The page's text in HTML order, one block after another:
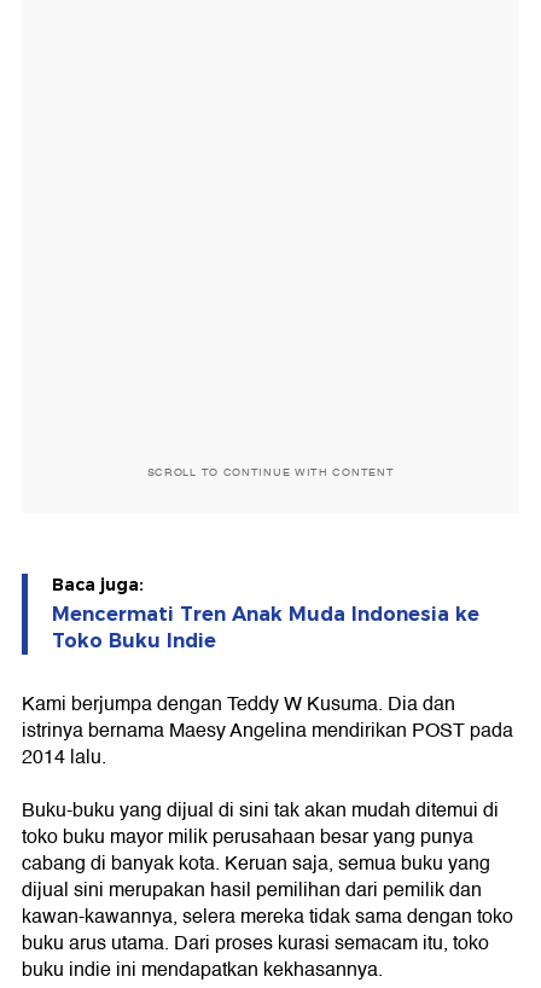
SCROLL TO CONTINUE WITH CONTENT
Baca juga:
Mencermati Tren Anak Muda Indonesia ke
Toko Buku Indie
Kami berjumpa dengan Teddy W Kusuma. Dia dan
istrinya bernama Maesy Angelina mendirikan POST pada
2014 lalu.
Buku-buku yang dijual di sini tak akan mudah ditemui di
toko buku mayor milik perusahaan besar yang punya
cabang di banyak kota. Keruan saja, semua buku yang
dijual sini merupakan hasil pemilihan dari pemilik dan
kawan-kawannya, selera mereka tidak sama dengan toko
buku arus utama. Dari proses kurasi semacam itu, toko
buku indie ini mendapatkan kekhasannya.